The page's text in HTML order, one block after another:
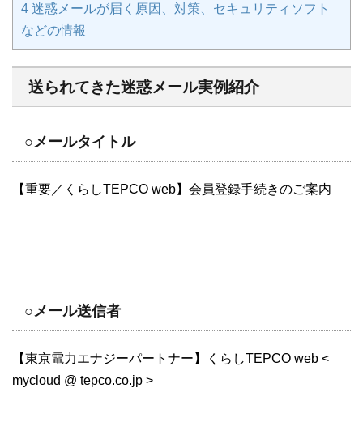
4 迷惑メールが届く原因、対策、セキュリティソフト
などの情報
送られてきた迷惑メール実例紹介
○メールタイトル
【重要／くらしTEPCO web】会員登録手続きのご案内
○メール送信者
【東京電力エナジーパートナー】くらしTEPCO web <
mycloud @ tepco.co.jp >